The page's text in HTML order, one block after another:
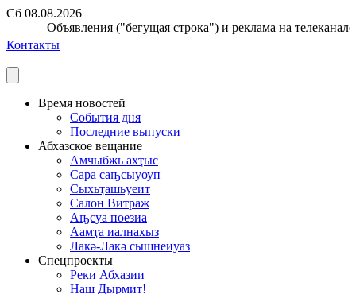
Сб 08.08.2026
Объявления ("бегущая строка") и реклама на
Контакты
Время новостей
События дня
Последние выпуски
Абхазское вещание
Амчыбжь ахҭыс
Сара саҧсыуоуп
Сыхьҭашьуеит
Салон Витраж
Аҧсуа поезиа
Аамҭа иалнахыз
Лакә-Лакә сышнеиуаз
Спецпроекты
Реки Абхазии
Наш Дырмит!